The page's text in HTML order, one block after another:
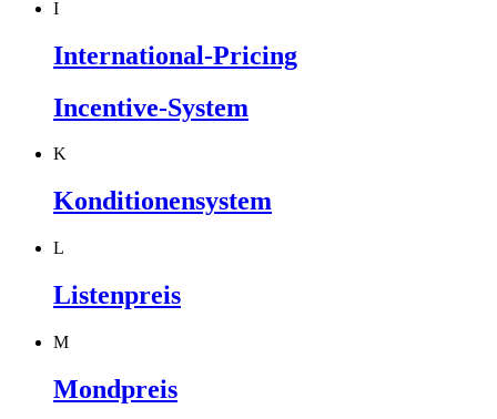
I
International-Pricing
Incentive-System
K
Konditionensystem
L
Listenpreis
M
Mondpreis